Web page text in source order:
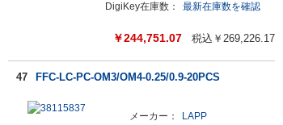
DigiKey在庫数：
最新在庫数を確認
￥244,751.07 税込￥ 269,226.17
47 FFC-LC-PC-OM3/OM4-0.25/0.9-20PCS
メーカー：
LAPP